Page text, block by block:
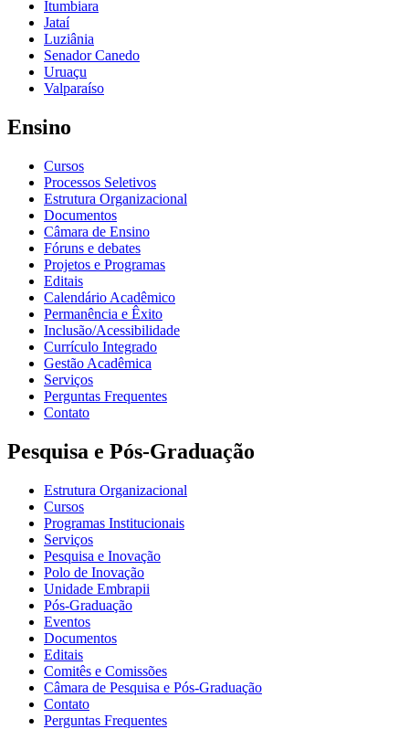
Itumbiara
Jataí
Luziânia
Senador Canedo
Uruaçu
Valparaíso
Ensino
Cursos
Processos Seletivos
Estrutura Organizacional
Documentos
Câmara de Ensino
Fóruns e debates
Projetos e Programas
Editais
Calendário Acadêmico
Permanência e Êxito
Inclusão/Acessibilidade
Currículo Integrado
Gestão Acadêmica
Serviços
Perguntas Frequentes
Contato
Pesquisa e Pós-Graduação
Estrutura Organizacional
Cursos
Programas Institucionais
Serviços
Pesquisa e Inovação
Polo de Inovação
Unidade Embrapii
Pós-Graduação
Eventos
Documentos
Editais
Comitês e Comissões
Câmara de Pesquisa e Pós-Graduação
Contato
Perguntas Frequentes